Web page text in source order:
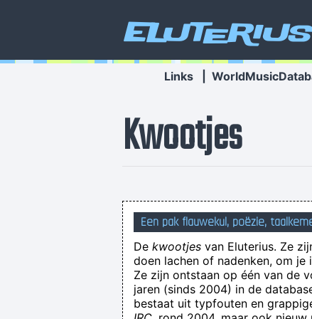
Eluterius
Links
Kwootjes
Een pak flauwekul, poëzie,
De kwootjes van Eluterius. Ze
doen lachen of nadenken, om
Ze zijn ontstaan op één van de
jaren (sinds 2004) in de
bestaat uit typfouten en